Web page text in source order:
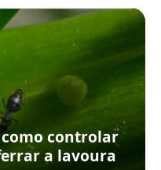
controlar
a lavoura